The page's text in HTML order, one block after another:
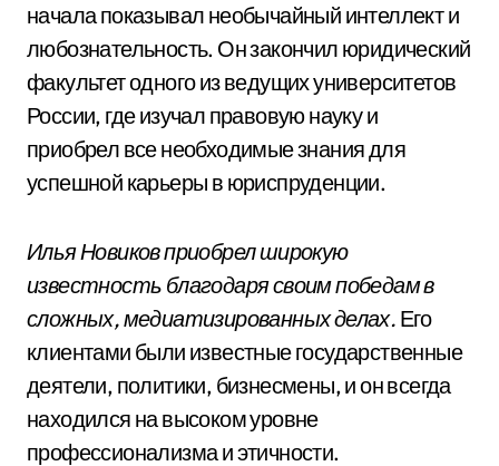
начала показывал необычайный интеллект и
любознательность. Он закончил юридический
факультет одного из ведущих университетов
России, где изучал правовую науку и
приобрел все необходимые знания для
успешной карьеры в юриспруденции.
Илья Новиков приобрел широкую
известность благодаря своим победам в
сложных, медиатизированных делах. Его
клиентами были известные государственные
деятели, политики, бизнесмены, и он всегда
находился на высоком уровне
профессионализма и этичности.